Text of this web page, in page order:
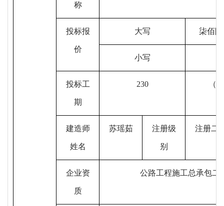
称
投标报
价
大写 柒佰
小写
投标工
期
230 （
建造师
姓名
苏瑶茹 注册级
别
注册二
企业资
质
公路工程施工总承包二